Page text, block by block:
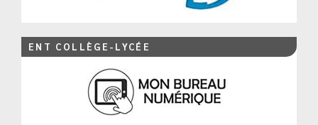
ENT COLLÈGE-LYCÉE